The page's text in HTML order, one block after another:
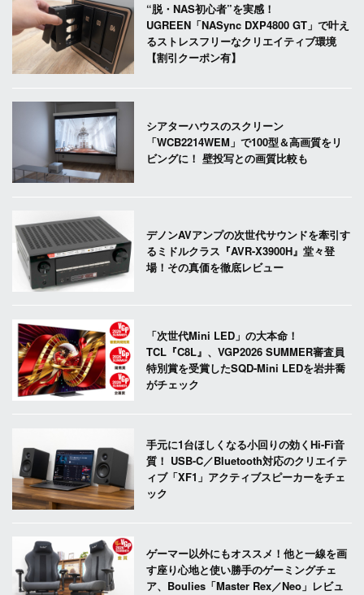
“脱・NAS初心者”を実感！
UGREEN「NASync DXP4800 GT」で叶え
るストレスフリーなクリエイティブ環境
【割引クーポン有】
シアターハウスのスクリーン
「WCB2214WEM」で100型＆高画質をリ
ビングに！ 壁投写との画質比較も
デノンAVアンプの次世代サウンドを牽引す
るミドルクラス『AVR-X3900H』堂々登
場！その真価を徹底レビュー
「次世代Mini LED」の大本命！
TCL『C8L』、VGP2026 SUMMER審査員
特別賞を受賞したSQD-Mini LEDを岩井喬
がチェック
手元に1台ほしくなる小回りの効くHi-Fi音
質！ USB-C／Bluetooth対応のクリエイテ
ィブ「XF1」アクティブスピーカーをチェ
ック
ゲーマー以外にもオススメ！他と一線を画
す座り心地と使い勝手のゲーミングチェ
ア、Boulies「Master Rex／Neo」レビュ